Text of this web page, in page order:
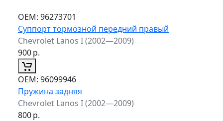
ОЕМ: 96273701
Суппорт тормозной передний правый
Chevrolet Lanos I (2002—2009)
900р.
ОЕМ: 96099946
Пружина задняя
Chevrolet Lanos I (2002—2009)
800р.